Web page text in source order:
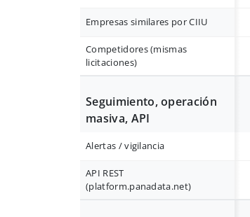
Empresas similares por CIIU
Competidores (mismas
licitaciones)
Seguimiento, operación
masiva, API
Alertas / vigilancia
API REST
(platform.panadata.net)